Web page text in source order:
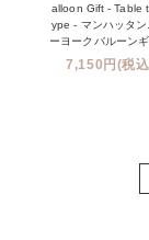
alloon Gift - Table
ype - マンハッタン
ーヨークバルーン
7,150円(税